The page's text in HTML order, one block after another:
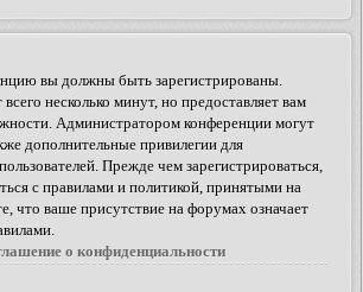
вы должны быть зарегистрированы.
несколько минут, но предоставляет вам
Администратором конференции могут
дополнительные привилегии для
Прежде чем зарегистрироваться,
с правилами и политикой, принятыми на
что ваше присутствие на форумах означает
о конфиденциальности